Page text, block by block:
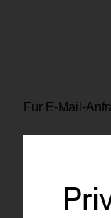
Für E-Mail-